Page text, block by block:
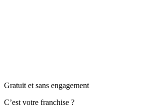
Gratuit et sans engagement
C’est votre franchise ?